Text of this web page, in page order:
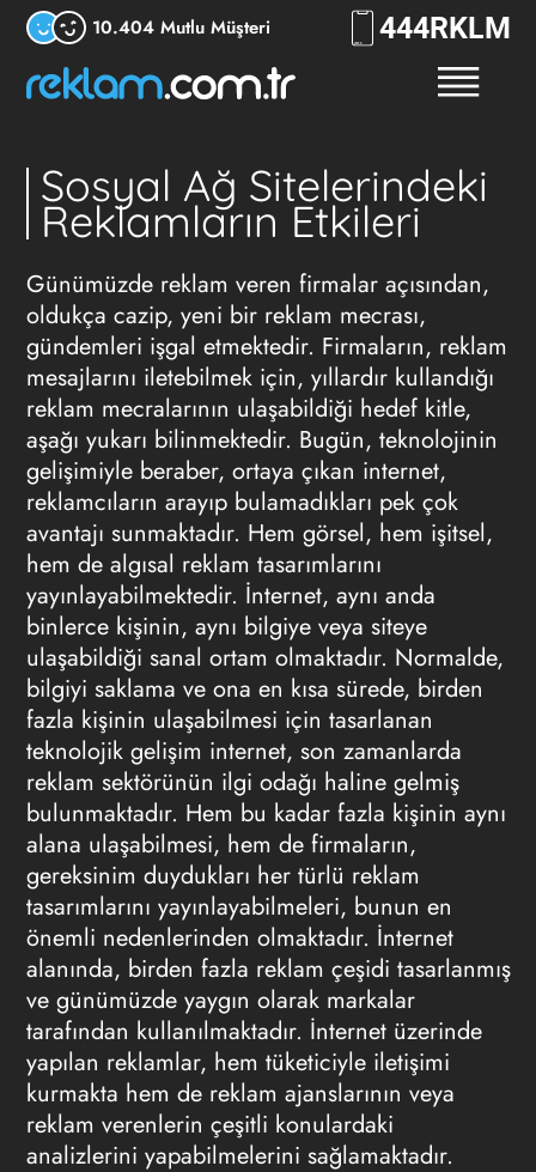
10.404 Mutlu Müşteri 444RKLM
Sosyal Ağ Sitelerindeki
Reklamların Etkileri
Günümüzde reklam veren firmalar açısından,
oldukça cazip, yeni bir reklam mecrası,
gündemleri işgal etmektedir. Firmaların, reklam
mesajlarını iletebilmek için, yıllardır kullandığı
reklam mecralarının ulaşabildiği hedef kitle,
aşağı yukarı bilinmektedir. Bugün, teknolojinin
gelişimiyle beraber, ortaya çıkan internet,
reklamcıların arayıp bulamadıkları pek çok
avantajı sunmaktadır. Hem görsel, hem işitsel,
hem de algısal reklam tasarımlarını
yayınlayabilmektedir. İnternet, aynı anda
binlerce kişinin, aynı bilgiye veya siteye
ulaşabildiği sanal ortam olmaktadır. Normalde,
bilgiyi saklama ve ona en kısa sürede, birden
fazla kişinin ulaşabilmesi için tasarlanan
teknolojik gelişim internet, son zamanlarda
reklam sektörünün ilgi odağı haline gelmiş
bulunmaktadır. Hem bu kadar fazla kişinin aynı
alana ulaşabilmesi, hem de firmaların,
gereksinim duydukları her türlü reklam
tasarımlarını yayınlayabilmeleri, bunun en
önemli nedenlerinden olmaktadır. İnternet
alanında, birden fazla reklam çeşidi tasarlanmış
ve günümüzde yaygın olarak markalar
tarafından kullanılmaktadır. İnternet üzerinde
yapılan reklamlar, hem tüketiciyle iletişimi
kurmakta hem de reklam ajanslarının veya
reklam verenlerin çeşitli konulardaki
analizlerini yapabilmelerini sağlamaktadır.